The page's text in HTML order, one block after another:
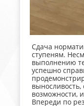
Сдача
ступеням.
выполнению
успешно
выносливость,
возможности,
Впереди по